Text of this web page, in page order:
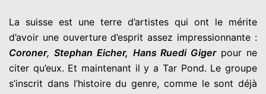
La suisse est une terre d’artistes qui ont le mérite
d’avoir une ouverture d’esprit assez impressionnante :
Coroner, Stephan Eicher, Hans Ruedi Gigerpour ne
citer qu’eux. Et maintenant il y a Tar Pond. Le groupe
s’inscrit dans l’histoire du genre, comme le sont déjà